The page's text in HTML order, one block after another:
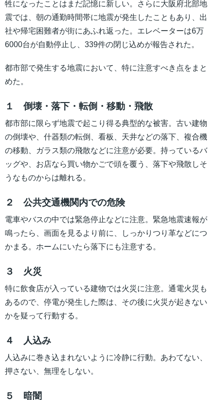
牲になったことはまだ記憶に新しい。さらに大阪府北部地
震では、朝の通勤時間帯に地震が発生したこともあり、出
社や帰宅困難者が街にあふれ返った。エレベーターは6万
6000台が自動停止し、339件の閉じ込めが報告された。
都市部で発生する地震において、特に注意すべき点をまと
めた。
１ 倒壊・落下・転倒・移動・飛散
都市部に限らず地震で起こり得る典型的な被害。古い建物
の倒壊や、什器類の転倒、看板、天井などの落下、複合機
の移動、ガラス類の飛散などに注意が必要。持っているバ
ッグや、お店なら買い物かごで頭を覆う、落下や飛散しそ
うなものからは離れる。
２ 公共交通機関内での危険
電車やバスの中では緊急停止などに注意。緊急地震速報が
鳴ったら、画面を見るより前に、しっかりつり革などにつ
かまる。ホームにいたら落下にも注意する。
３ 火災
特に飲食店が入っている建物では火災に注意。通電火災も
あるので、停電が発生した際は、その後に火災が起きない
かを疑って行動する。
４ 人込み
人込みに巻き込まれないように冷静に行動。あわてない、
押さない、無理をしない。
５ 暗闇